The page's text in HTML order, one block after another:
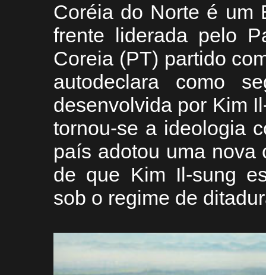
Coréia do Norte é um
frente liderada pelo
Coreia (PT) partido
autodeclara como
desenvolvida por Kim
tornou-se a ideologia
país adotou uma nova
de que Kim Il-sung
sob o regime de